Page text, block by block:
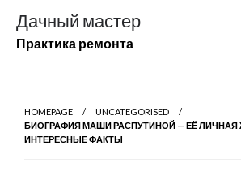
содержимому
Дачный мастер
Практика ремонта
HOMEPAGE
UNCATEGORISED
БИОГРАФИЯ МАШИ РАСПУТИНОЙ — ЕЁ ЛИЧНАЯ
ИНТЕРЕСНЫЕ ФАКТЫ